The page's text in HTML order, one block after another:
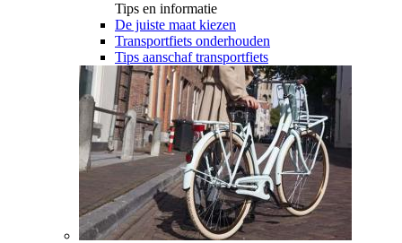
Tips en informatie
De juiste maat kiezen
Transportfiets onderhouden
Tips aanschaf transportfiets